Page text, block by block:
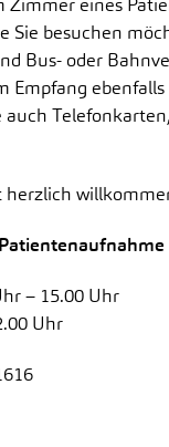
Zimmer eines
Sie besuchen
Bus- oder
Empfang
auch
herzlich
– 15.00 Uhr
Uhr